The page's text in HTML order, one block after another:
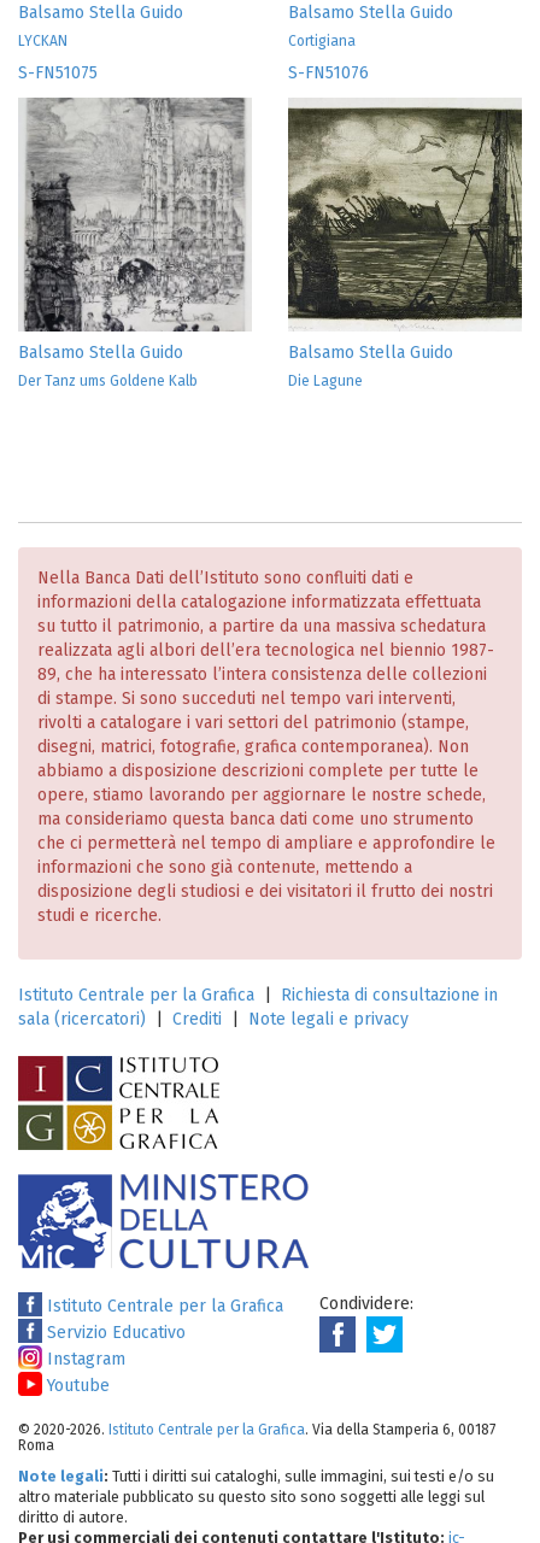
Balsamo Stella Guido
LYCKAN
Balsamo Stella Guido
Cortigiana
S-FN51075
Balsamo Stella Guido
Der Tanz ums Goldene Kalb
S-FN51076
Balsamo Stella Guido
Die Lagune
Nella Banca Dati dell’Istituto sono confluiti dati e
informazioni della catalogazione informatizzata effettuata
su tutto il patrimonio, a partire da una massiva schedatura
realizzata agli albori dell’era tecnologica nel biennio 1987-
89, che ha interessato l’intera consistenza delle collezioni
di stampe. Si sono succeduti nel tempo vari interventi,
rivolti a catalogare i vari settori del patrimonio (stampe,
disegni, matrici, fotografie, grafica contemporanea). Non
abbiamo a disposizione descrizioni complete per tutte le
opere, stiamo lavorando per aggiornare le nostre schede,
ma consideriamo questa banca dati come uno strumento
che ci permetterà nel tempo di ampliare e approfondire le
informazioni che sono già contenute, mettendo a
disposizione degli studiosi e dei visitatori il frutto dei nostri
studi e ricerche.
Istituto Centrale per la Grafica
Richiesta di consultazione in
sala (ricercatori)
Crediti Note legali e privacy
Istituto Centrale per la Grafica
Servizio Educativo
Instagram
Youtube
Condividere:
© 2020-2026. Istituto Centrale per la Grafica. Via della Stamperia 6, 00187
Roma
Note legali: Tutti i diritti sui cataloghi, sulle immagini, sui testi e/o su
altro materiale pubblicato su questo sito sono soggetti alle leggi sul
diritto di autore.
Per usi commerciali dei contenuti contattare l'Istituto: ic-